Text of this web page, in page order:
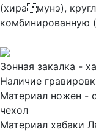
(хирамунэ),
комбинированную
Зонная закалка -
Наличие
Материал ножен -
чехол
Материал хабаки